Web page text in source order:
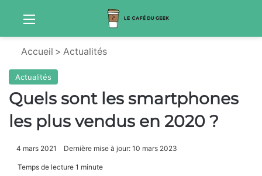
Menu
Accueil > Actualités
Actualités
Quels sont les smartphones
les plus vendus en 2020 ?
4 mars 2021 Dernière mise à jour: 10 mars 2023
Temps de lecture 1 minute